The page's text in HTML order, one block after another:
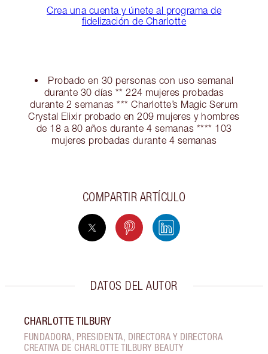
Crea una cuenta y únete al programa de
fidelización de Charlotte
Probado en 30 personas con uso semanal
durante 30 días ** 224 mujeres probadas
durante 2 semanas *** Charlotte’s Magic Serum
Crystal Elixir probado en 209 mujeres y hombres
de 18 a 80 años durante 4 semanas **** 103
mujeres probadas durante 4 semanas
COMPARTIR ARTÍCULO
DATOS DEL AUTOR
CHARLOTTE TILBURY
FUNDADORA, PRESIDENTA, DIRECTORA Y DIRECTORA
CREATIVA DE CHARLOTTE TILBURY BEAUTY